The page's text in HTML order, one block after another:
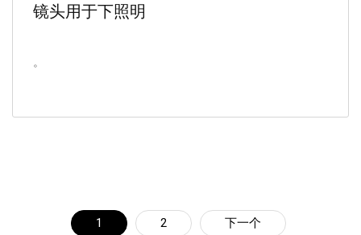
镜头用于下照明
。
1 2 下一个